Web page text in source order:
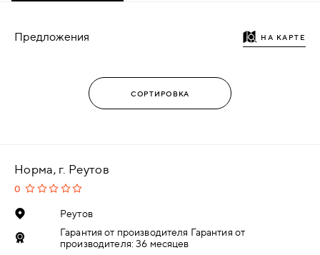
Предложения НА КАРТЕ
Норма, г. Реутов
0
Реутов
Гарантия от производителя Гарантия от
производителя: 36 месяцев